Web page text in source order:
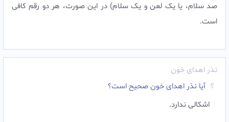
صد سلام، یا یک لعن و یک سلام) در این صورت، هر دو رقم کافى
است.
نذر اهدای خون
آیا نذر اهدای خون صحیح است؟
اشکالی ندارد.